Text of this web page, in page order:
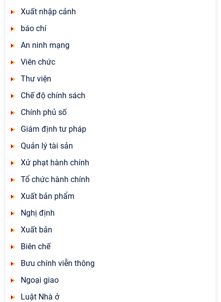
Xuất nhập cảnh
báo chí
An ninh mạng
Viên chức
Thư viện
Chế độ chính sách
Chính phủ số
Giám định tư pháp
Quản lý tài sản
Xử phạt hành chính
Tổ chức hành chính
Xuất bản phẩm
Nghị định
Xuất bản
Biên chế
Bưu chính viễn thông
Ngoại giao
Luật Nhà ở